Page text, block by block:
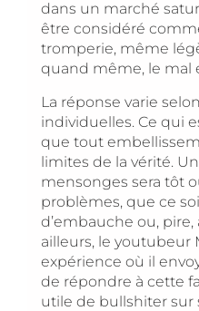
dans un marché
être considéré
tromperie, même
quand même, le mal
La réponse varie
individuelles. Ce qui
que tout
limites de la vérité.
mensonges sera tôt
problèmes, que ce
d’embauche ou, pire,
ailleurs, le youtubeur
expérience où il
de répondre à cette
utile de bullshiter sur